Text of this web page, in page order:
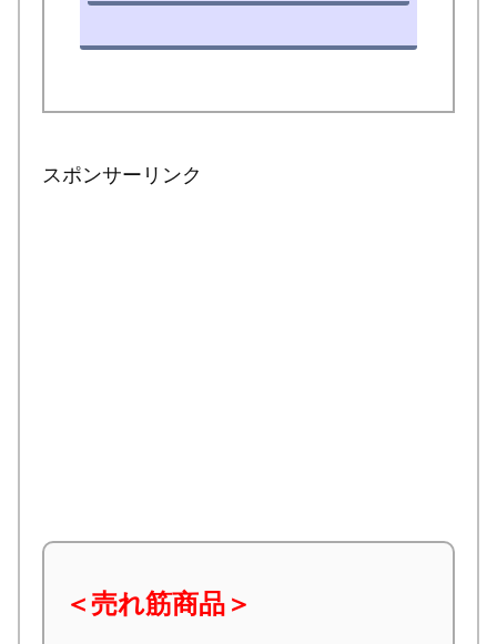
スポンサーリンク
＜売れ筋商品＞